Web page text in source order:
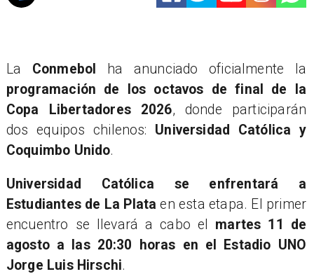
La Conmebol
ha anunciado oficialmente la
programación de los octavos de final de la
Copa Libertadores 2026, donde participarán
dos equipos chilenos: Universidad Católica y
Coquimbo Unido.
Universidad Católica se enfrentará a
Estudiantes de La Plata en esta etapa. El primer
encuentro se llevará a cabo el martes 11 de
agosto a las 20:30 horas en el Estadio UNO
Jorge Luis Hirschi.